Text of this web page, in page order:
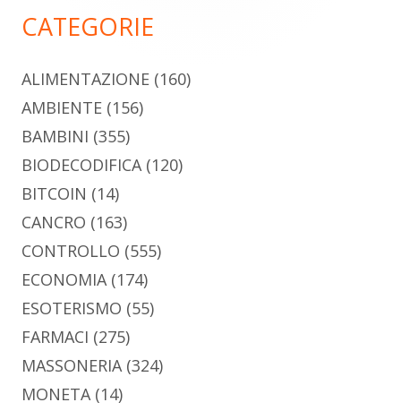
CATEGORIE
ALIMENTAZIONE (160)
AMBIENTE (156)
BAMBINI (355)
BIODECODIFICA(120)
BITCOIN (14)
CANCRO (163)
CONTROLLO (555)
ECONOMIA(174)
ESOTERISMO (55)
FARMACI (275)
MASSONERIA(324)
MONETA(14)